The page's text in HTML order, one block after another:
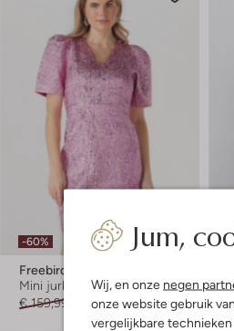
Jum,
Wij, en onze negen
onze website gebruik
vergelijkbare
-60%
Freebird
Mini jurk
€ 159,99
€ 63,99